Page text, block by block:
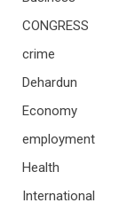
CONGRESS
crime
Dehardun
Economy
employment
Health
International